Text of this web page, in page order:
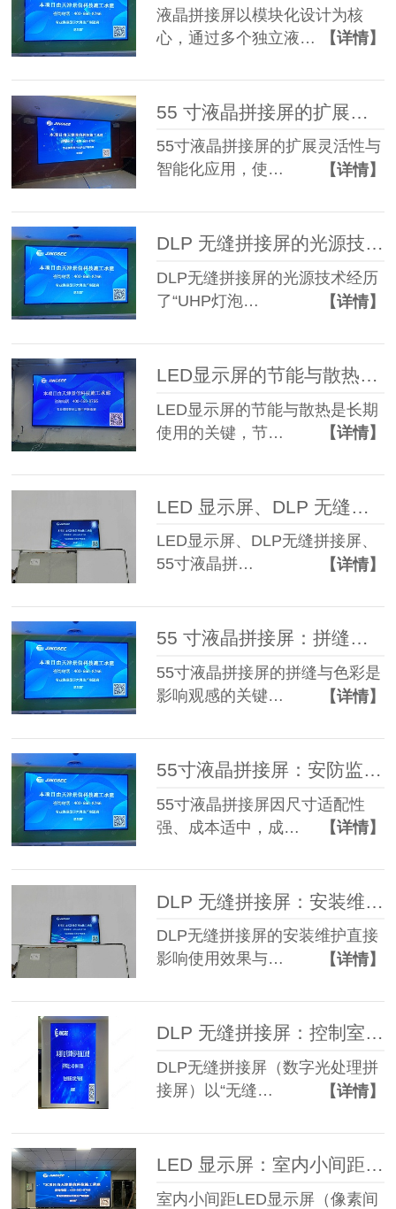
液晶拼接屏以模块化设计为核
心，通过多个独立液…
【详情】
55 寸液晶拼接屏的扩展与智能化应用
55寸液晶拼接屏的扩展灵活性与
智能化应用，使…
【详情】
DLP 无缝拼接屏的光源技术升级
DLP无缝拼接屏的光源技术经历
了“UHP灯泡…
【详情】
LED显示屏的节能与散热设计
LED显示屏的节能与散热是长期
使用的关键，节…
【详情】
LED 显示屏、DLP 无缝拼接屏、55 寸液晶拼接屏​三类显示屏幕对比：如何选对适用场景！
LED显示屏、DLP无缝拼接屏、
55寸液晶拼…
【详情】
55 寸液晶拼接屏：拼缝与色彩的优化技巧
55寸液晶拼接屏的拼缝与色彩是
影响观感的关键…
【详情】
55寸液晶拼接屏：安防监控场景的高性价比方案
55寸液晶拼接屏因尺寸适配性
强、成本适中，成…
【详情】
DLP 无缝拼接屏：安装维护的关键要点
DLP无缝拼接屏的安装维护直接
影响使用效果与…
【详情】
DLP 无缝拼接屏：控制室大屏的稳定之选！
DLP无缝拼接屏（数字光处理拼
接屏）以“无缝…
【详情】
LED 显示屏：室内小间距屏的选型与应用
室内小间距LED显示屏（像素间